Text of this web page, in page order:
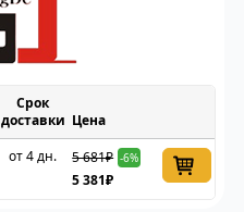
Срок
доставки Цена
от 4 дн. 5 681₽ -6%
5 381₽